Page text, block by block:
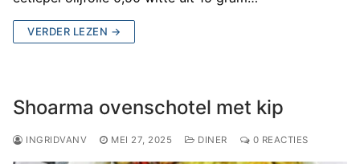
VERDER LEZEN →
Shoarma ovenschotel met kip
INGRIDVANV MEI 27, 2025 DINER 0 REACTIES